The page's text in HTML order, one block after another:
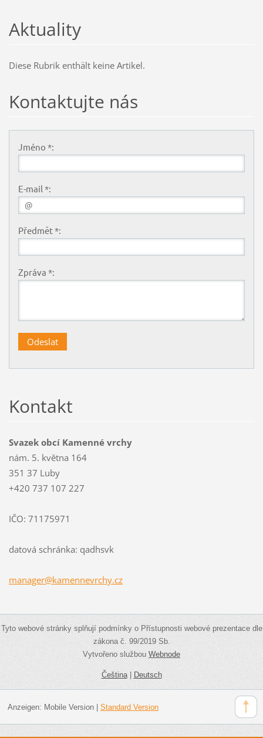
Aktuality
Diese Rubrik enthält keine Artikel.
Kontaktujte nás
Jméno *:
E-mail *:
Předmět *:
Zpráva *:
Kontakt
Svazek obcí Kamenné vrchy
nám. 5. května 164
351 37 Luby
+420 737 107 227
IČO: 71175971
datová schránka: qadhsvk
manager@kamennevrchy.cz
Tyto webové stránky splňují podmínky o Přístupnosti webové prezentace dle
zákona č. 99/2019 Sb.
Vytvořeno službouWebnode
Čeština|Deutsch
Anzeigen: Mobile Version| Standard Version